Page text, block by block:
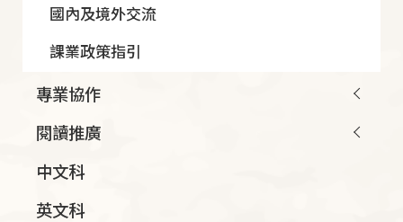
國內及境外交流
課業政策指引
專業協作
閱讀推廣
中文科
英文科